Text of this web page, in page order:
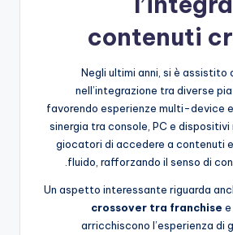
contenuti
Negli ultimi anni, si è assistito
nell’integrazione tra diverse
favorendo esperienze multi-device
sinergia tra console, PC e
giocatori di accedere a contenuti
fluido, rafforzando il senso di
Un aspetto interessante riguarda
crossover tra franchise e
arricchiscono l’esperienza di